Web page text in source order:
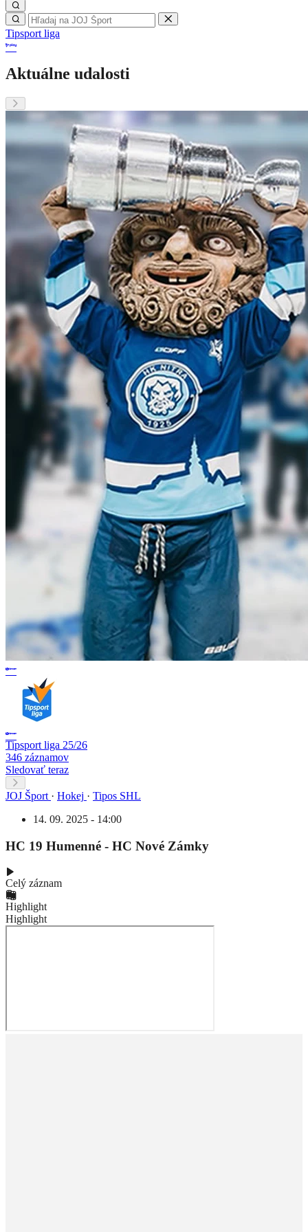
Tipsport liga
Aktuálne udalosti
Tipsport liga 25/26
346 záznamov
Sledovať teraz
JOJ Šport · Hokej · Tipos SHL
14. 09. 2025 - 14:00
HC 19 Humenné - HC Nové Zámky
Celý záznam
Highlight
Highlight